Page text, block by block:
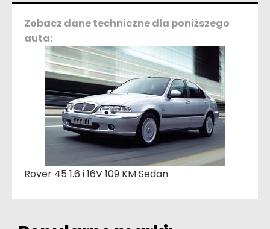
Zobacz dane techniczne dla poniższego
auta:
Rover 45 1.6 i 16V 109 KM Sedan